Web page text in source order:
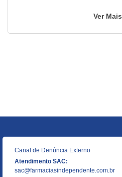
Ver Mais
Canal de Denúncia Externo
Atendimento SAC:
sac@farmaciasindependente.com.br